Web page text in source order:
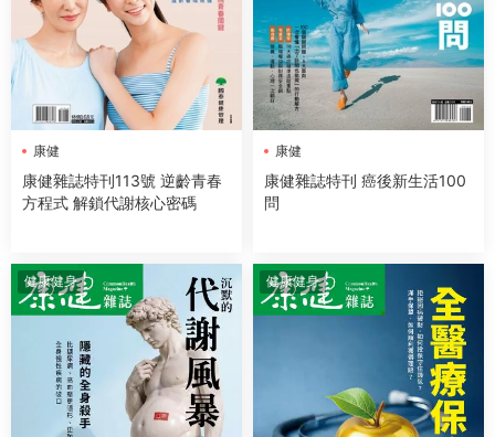
康健
康健雜誌特刊113號 逆齡青春
方程式 解鎖代謝核心密碼
康健
康健雜誌特刊 癌後新生活100
問
健康健身 健康健身